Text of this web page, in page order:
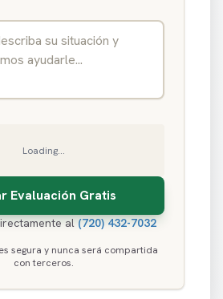
Loading...
al (720) 432-7032
segura y nunca será compartida
con terceros.